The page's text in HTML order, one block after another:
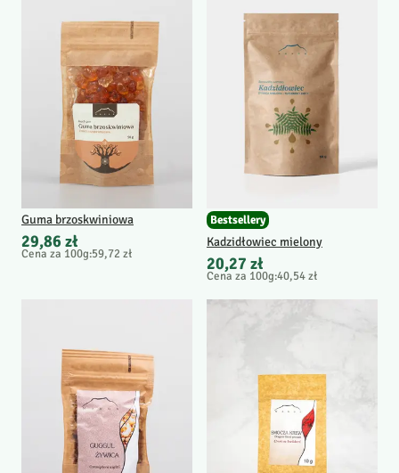
Guma brzoskwiniowa
29,86 zł
Cena za 100g:59,72 zł
Bestsellery
Kadzidłowiec mielony
20,27 zł
Cena za 100g:40,54 zł